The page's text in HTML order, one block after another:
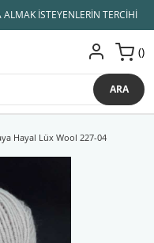
İSTEYENLERİN TERCİHİ
ARA
Hayal Lüx Wool 227-04